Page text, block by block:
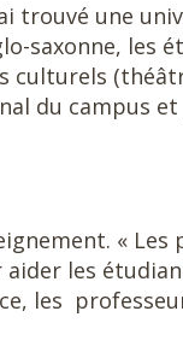
trouvé une
saxonne, les
du campus et
«
les
les